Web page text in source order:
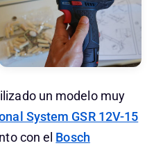
un modelo muy
System GSR 12V-15
con el Bosch